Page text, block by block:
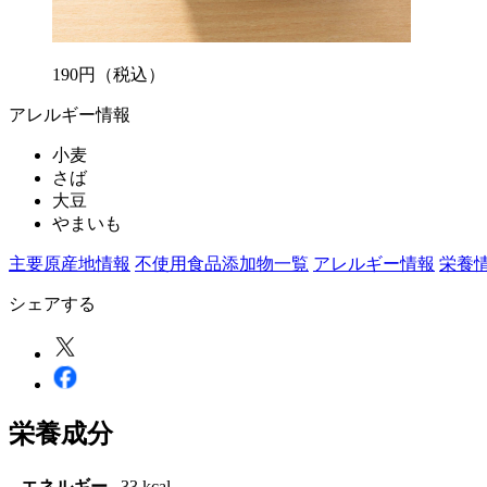
190円 （税込）
アレルギー情報
小麦
さば
大豆
やまいも
主要原産地情報 不使用食品添加物一覧 アレルギー情報 栄養
シェアする
栄養成分